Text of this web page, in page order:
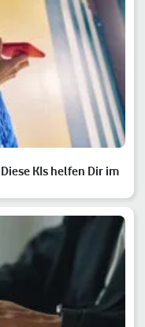
KIs helfen Dir im